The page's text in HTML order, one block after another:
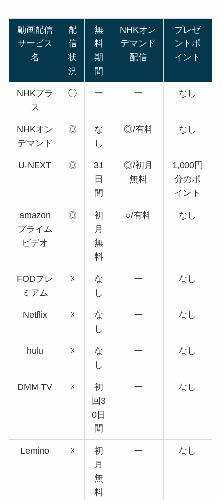
動画配信
サービス
名
配
信
状
況
無
料
期
間
NHKオン
デマンド
配信
プレゼ
ントポ
イント
NHKプラ
ス
◯ ー ー なし
NHKオン
デマンド
◎
な
し
◎/有料 なし
U-NEXT ◎
31
日
間
◎/初月
無料
1,000円
分のポ
イント
amazon
プライム
ビデオ
◎
初
月
無
料
○/有料 なし
FODプレ
ミアム
☓
な
し
ー なし
Netflix ☓
な
し
ー なし
hulu ☓
な
し
ー なし
DMM TV ☓
初
回3
0日
間
ー なし
Lemino ☓
初
月
無
料
ー なし